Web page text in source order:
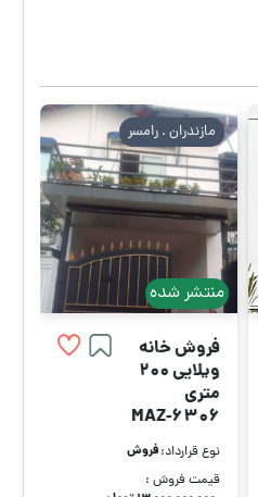
منتشر شده
مازندران . رامسر
فروش خانه
ویلایی 200
متری
MAZ-6306
نوع قرارداد:فروش
قیمت فروش :